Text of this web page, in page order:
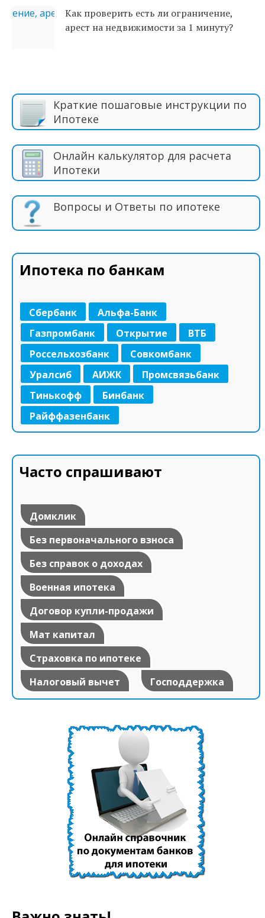
Как проверить есть ли ограничение,
арест на недвижимости за 1 минуту?
Краткие пошаговые инструкции по
Ипотеке
Онлайн калькулятор для расчета
Ипотеки
Вопросы и Ответы по ипотеке
Ипотека по банкам
Сбербанк
Альфа-Банк
Газпромбанк
Открытие
ВТБ
Россельхозбанк
Совкомбанк
Уралсиб
АИЖК
Промсвязьбанк
Тинькофф
Бинбанк
Райффазенбанк
Часто спрашивают
Домклик
Без первоначального взноса
Без справок о доходах
Военная ипотека
Договор купли-продажи
Мат капитал
Страховка по ипотеке
Налоговый вычет
Господдержка